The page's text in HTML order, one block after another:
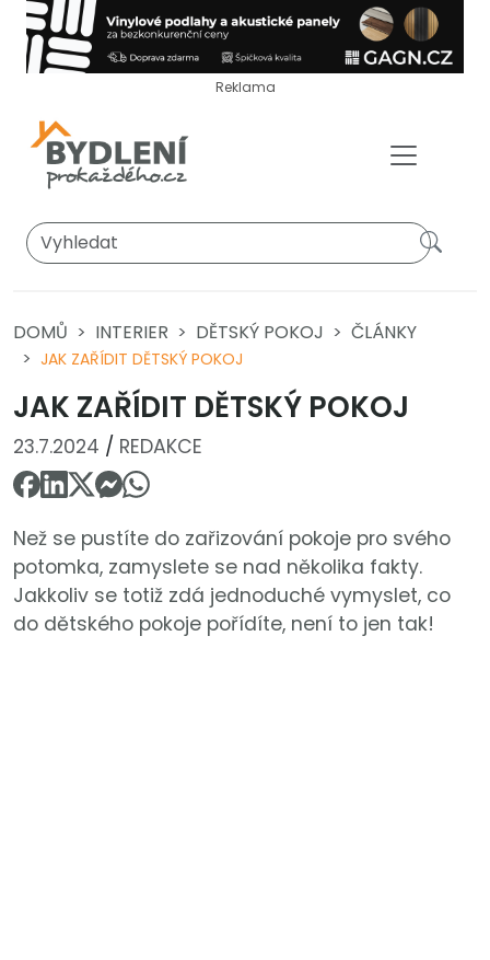
Reklama
DOMŮ INTERIER DĚTSKÝ POKOJ ČLÁNKY
JAK ZAŘÍDIT DĚTSKÝ POKOJ
JAK ZAŘÍDIT DĚTSKÝ POKOJ
23.7.2024 / REDAKCE
Než se pustíte do zařizování pokoje pro svého
potomka, zamyslete se nad několika fakty.
Jakkoliv se totiž zdá jednoduché vymyslet, co
do dětského pokoje pořídíte, není to jen tak!